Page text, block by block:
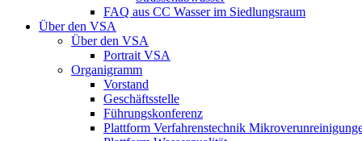
FAQ aus CC Wasser im Siedlungsraum
Über den VSA
Über den VSA
Portrait VSA
Organigramm
Vorstand
Geschäftsstelle
Führungskonferenz
Plattform Verfahrenstechnik